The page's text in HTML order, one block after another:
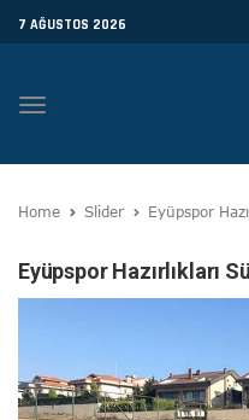
7 AĞUSTOS 2026
Toggle
Home Slider Eyüpspor
Eyüpspor Hazırlıkları